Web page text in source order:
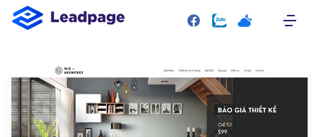
SITEMAP
Giới thiệu
Giao diện mẫu
Bảng giá